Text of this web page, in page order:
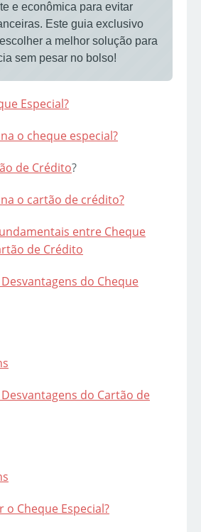
e econômica para evitar
Este guia exclusivo
a melhor solução para
sem pesar no bolso!
Especial?
o cheque especial?
de Crédito?
o cartão de crédito?
entre Cheque
de Crédito
do Cheque
do Cartão de
o Cheque Especial?